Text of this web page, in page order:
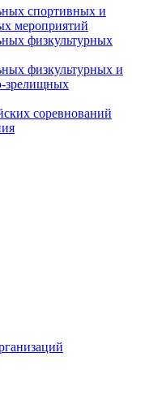
спортивных и
мероприятий
физкультурных
физкультурных и
зрелищных
соревнований